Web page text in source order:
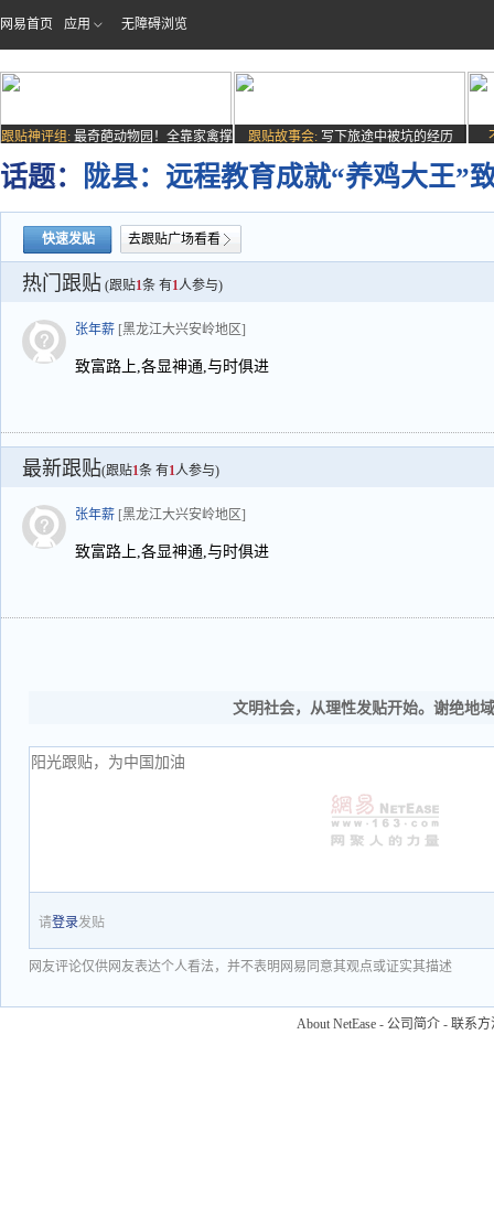
网易首页 应用 无障碍浏览
跟贴神评组: 最奇葩动物园！全靠家禽撑
场子
跟贴故事会: 写下旅途中被坑的经历
话题： 陇县：远程教育成就“养鸡大王”
快速发贴 去跟贴广场看看
热门跟贴 (跟贴1条 有1人参与)
张年薪 [黑龙江大兴安岭地区]
致富路上,各显神通,与时俱进
最新跟贴(跟贴1条 有1人参与)
张年薪 [黑龙江大兴安岭地区]
致富路上,各显神通,与时俱进
文明社会，从理性发贴开始。谢绝地
请登录发贴
网友评论仅供网友表达个人看法，并不表明网易同意其观点或证实其描述
About NetEase - 公司简介 - 联系方